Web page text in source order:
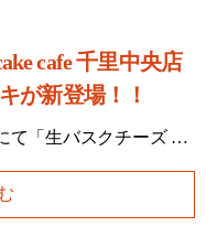
cafe 千里中央店
が新登場！！
て「生バスクチーズ …